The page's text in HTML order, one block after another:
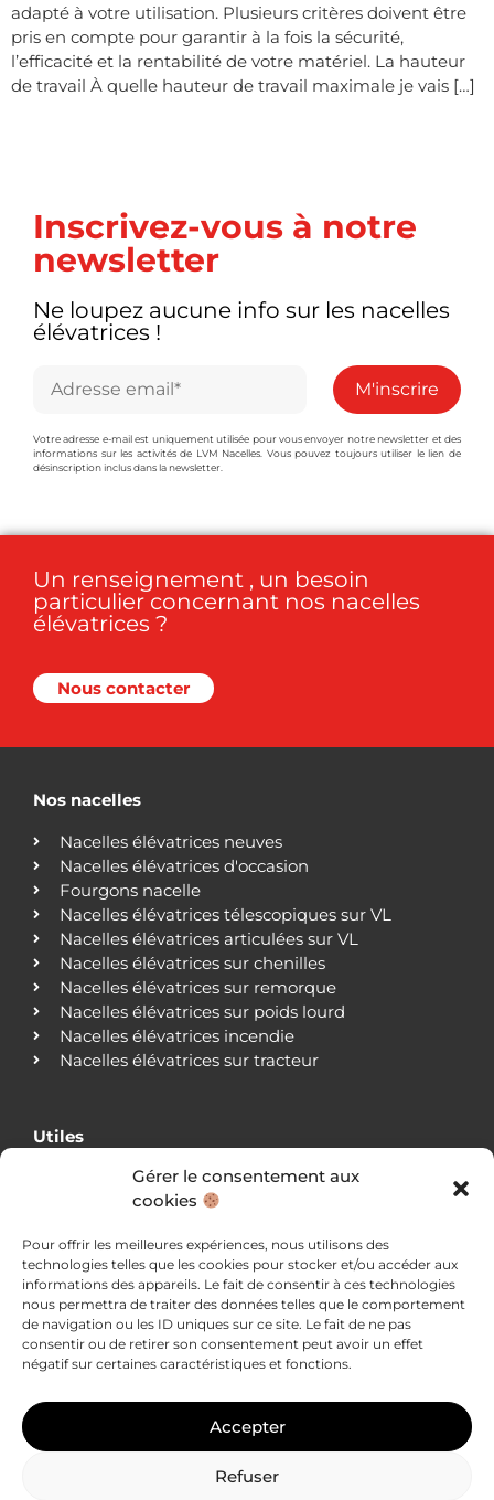
Gérer le consentement aux
cookies
Pour offrir les meilleures expériences, nous utilisons des
technologies telles que les cookies pour stocker et/ou accéder aux
informations des appareils. Le fait de consentir à ces technologies
nous permettra de traiter des données telles que le comportement
de navigation ou les ID uniques sur ce site. Le fait de ne pas
consentir ou de retirer son consentement peut avoir un effet
négatif sur certaines caractéristiques et fonctions.
Accepter
Refuser
adapté à votre utilisation. Plusieurs critères doivent être
pris en compte pour garantir à la fois la sécurité,
l’efficacité et la rentabilité de votre matériel. La hauteur
de travail À quelle hauteur de travail maximale je vais […]
Inscrivez-vous à notre
newsletter
Ne loupez aucune info sur les nacelles
élévatrices !
Votre adresse e-mail est uniquement utilisée pour vous envoyer notre newsletter et des
informations sur les activités de LVM Nacelles. Vous pouvez toujours utiliser le lien de
désinscription inclus dans la newsletter.
Un renseignement , un besoin
particulier concernant nos nacelles
élévatrices ?
Nous contacter
Nos nacelles
Nacelles élévatrices neuves
Nacelles élévatrices d'occasion
Fourgons nacelle
Nacelles élévatrices télescopiques sur VL
Nacelles élévatrices articulées sur VL
Nacelles élévatrices sur chenilles
Nacelles élévatrices sur remorque
Nacelles élévatrices sur poids lourd
Nacelles élévatrices incendie
Nacelles élévatrices sur tracteur
Utiles
Qui sommes-nous ?
Nos agences
Actualités
Blog
Nous contacter
Mentions légales
Politique de confidentialité